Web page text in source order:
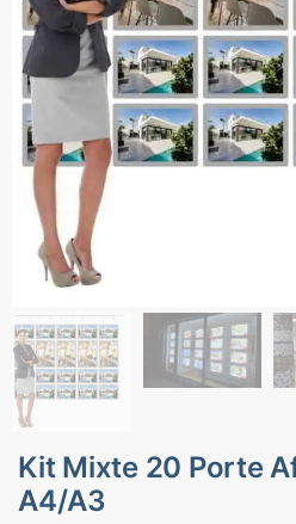
Kit Mixte 20 Porte
A4/A3